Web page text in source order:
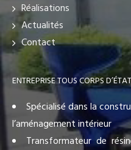
Réalisations
Actualités
Contact
ENTREPRISE TOUS CORPS D’ÉTAT
Spécialisé dans la
l’aménagement intérieur
Transformateur de